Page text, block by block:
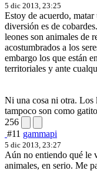
5 dic 2013, 23:25
Estoy de acuerdo,
diversión es de
leones son animales de
acostumbrados a los
embargo los que están
territoriales y ante
Ni una cosa ni otra. Los
tampoco son como
256
#11 gammapi
5 dic 2013, 23:27
Aún no entiendo qué
animales, en serio. Me